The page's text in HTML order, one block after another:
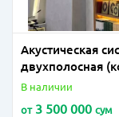
Акустическая
двухполосная
В наличии
от3 500 000 сум